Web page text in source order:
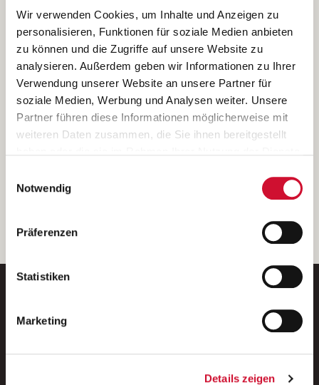
Wir verwenden Cookies, um Inhalte und Anzeigen zu
personalisieren, Funktionen für soziale Medien anbieten
zu können und die Zugriffe auf unsere Website zu
analysieren. Außerdem geben wir Informationen zu Ihrer
Verwendung unserer Website an unsere Partner für
soziale Medien, Werbung und Analysen weiter. Unsere
Partner führen diese Informationen möglicherweise mit
weiteren Daten zusammen, die Sie ihnen bereitgestellt
Wenn Sie auf „Cookies zulassen“ klicken, so stimmen
Sie der Speicherung sämtlicher Cookies zu. Sie können
Ihre Einwilligung selbstverständlich jederzeit widerrufen,
indem Sie die Cookie-Einstellungen aufrufen und diese
unserer
Notwendig
Präferenzen
Statistiken
Marketing
Details zeigen
Ich bin damit einverstanden, dass meine personenbezogenen Daten
ausschließlich zum Zweck der Durchführung der Kontaktanfrage
verarbeitet, auf IT- Systemen der Garitz Bewirtschaftungsbetriebe
GmbH, Heinrich-von-Kleist-Straße 2, 97688 Bad Kissingen
(Betreiber) gespeichert und an die für das Stellenangebot
verantwortliche Stelle zur Kontaktaufnahme weitergegeben
werden.
Diese Einwilligungserklärung kann ich jederzeit gegenüber dem
Weitere Details können Sie der
entnehmen.